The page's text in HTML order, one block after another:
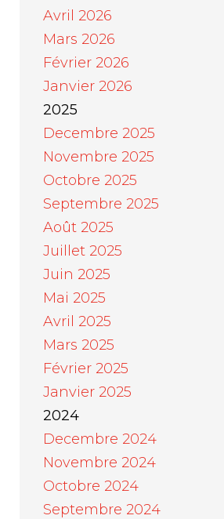
Avril 2026
Mars 2026
Février 2026
Janvier 2026
2025
Decembre 2025
Novembre 2025
Octobre 2025
Septembre 2025
Août 2025
Juillet 2025
Juin 2025
Mai 2025
Avril 2025
Mars 2025
Février 2025
Janvier 2025
2024
Decembre 2024
Novembre 2024
Octobre 2024
Septembre 2024